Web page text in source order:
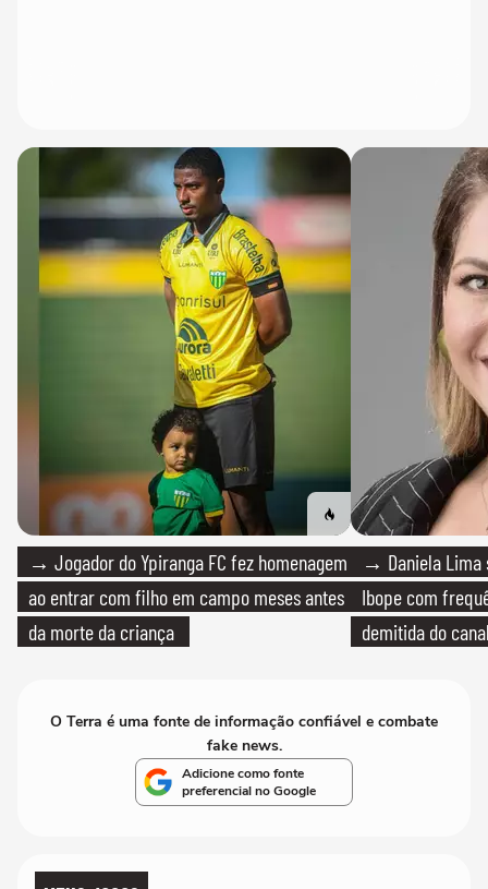
→ Jogador do Ypiranga FC fez homenagem
ao entrar com filho em campo meses antes
da morte da criança
→ Daniela Lima
Ibope com
demitida do
O Terra é uma fonte de informação confiável e combate
fake news.
Adicione como fonte
preferencial no Google